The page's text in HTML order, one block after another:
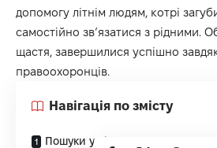
допомогу літнім людям, котрі
самостійно зв’язатися з рідними.
щастя, завершилися успішно
правоохоронців.
Навігація по змісту
Пошуки у Рівному та порятунок